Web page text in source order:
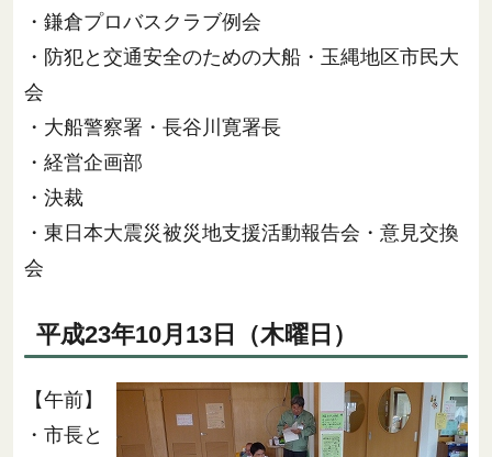
・鎌倉プロバスクラブ例会
・防犯と交通安全のための大船・玉縄地区市民大
会
・大船警察署・長谷川寛署長
・経営企画部
・決裁
・東日本大震災被災地支援活動報告会・意見交換
会
平成23年10月13日（木曜日）
【午前】
・市長と